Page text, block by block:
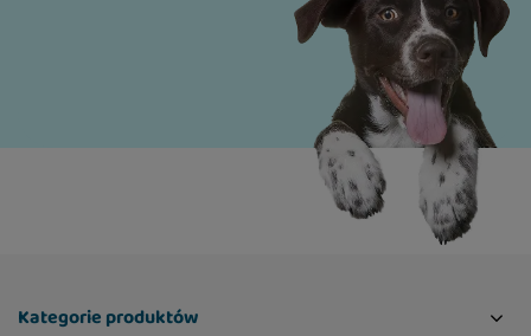
Białko surowe – 30,8%
Podawać jako przysmak lub nagrodę między
Kategorie produktów